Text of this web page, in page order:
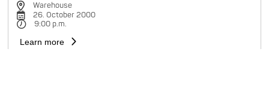
Warehouse
26. October 2000
9:00 p.m.
Learn more